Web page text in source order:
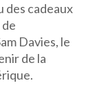
des cadeaux
Davies, le
de la